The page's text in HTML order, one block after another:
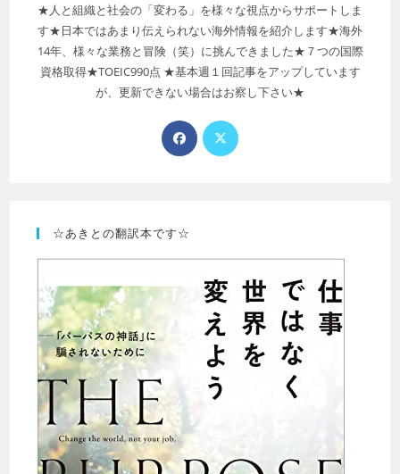
★人と組織と社会の「変わる」を様々な視点からサポートしま
す★日本ではあまり伝えられない海外情報を紹介します★海外
14年、様々な業務と冒険（笑）に挑んできました★７つの国際
資格取得★TOEIC990点 ★基本週１回記事をアップしています
が、更新できない場合はお察し下さい★
☆あきとの翻訳本です☆